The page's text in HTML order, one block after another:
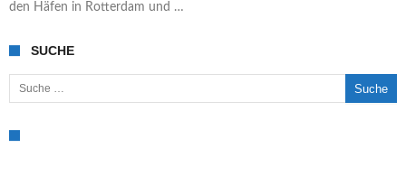
den Häfen in Rotterdam und …
SUCHE
Suche nach: